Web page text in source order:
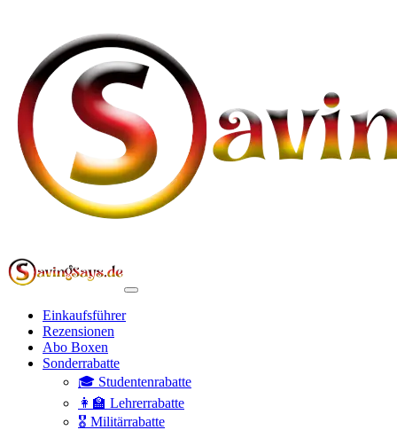
Einkaufsführer
Rezensionen
Abo Boxen
Sonderrabatte
🎓 Studentenrabatte
👩‍🏫 Lehrerrabatte
🎖️ Militärrabatte